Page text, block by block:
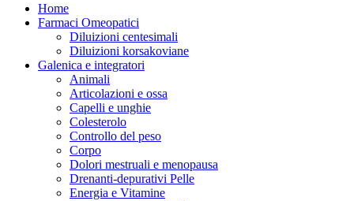
Home
Farmaci Omeopatici
Diluizioni centesimali
Diluizioni korsakoviane
Galenica e integratori
Animali
Articolazioni e ossa
Capelli e unghie
Colesterolo
Controllo del peso
Corpo
Dolori mestruali e menopausa
Drenanti-depurativi Pelle
Energia e Vitamine